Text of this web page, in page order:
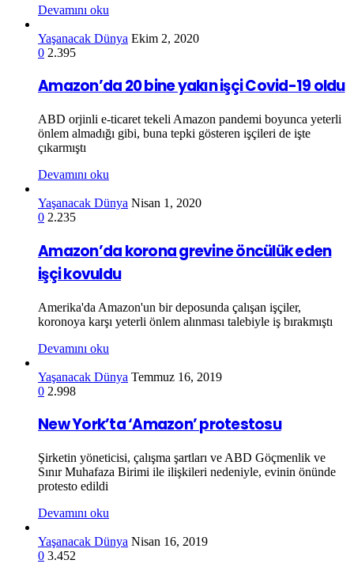
Devamını oku
Yaşanacak Dünya Ekim 2, 2020
0 2.395
Amazon’da 20 bine yakın işçi Covid-19 oldu
ABD orjinli e-ticaret tekeli Amazon pandemi boyunca yeterli
önlem almadığı gibi, buna tepki gösteren işçileri de işte
çıkarmıştı
Devamını oku
Yaşanacak Dünya Nisan 1, 2020
0 2.235
Amazon’da korona grevine öncülük eden
işçi kovuldu
Amerika'da Amazon'un bir deposunda çalışan işçiler,
koronoya karşı yeterli önlem alınması talebiyle iş bırakmıştı
Devamını oku
Yaşanacak Dünya Temmuz 16, 2019
0 2.998
New York’ta ‘Amazon’ protestosu
Şirketin yöneticisi, çalışma şartları ve ABD Göçmenlik ve
Sınır Muhafaza Birimi ile ilişkileri nedeniyle, evinin önünde
protesto edildi
Devamını oku
Yaşanacak Dünya Nisan 16, 2019
0 3.452